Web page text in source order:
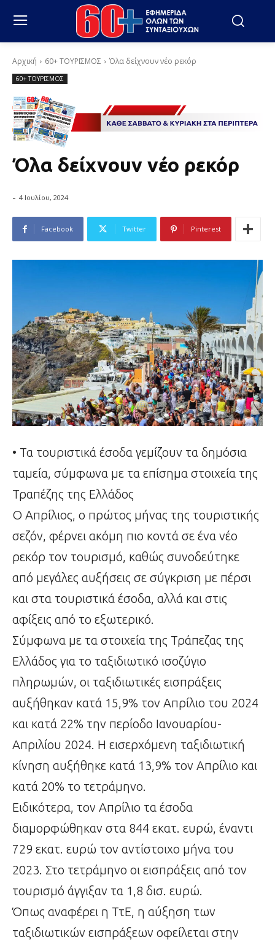
Αρχική 60+ ΤΟΥΡΙΣΜΟΣ Όλα δείχνουν νέο ρεκόρ
60+ ΤΟΥΡΙΣΜΟΣ
Όλα δείχνουν νέο ρεκόρ
- 4 Ιουλίου, 2024
Facebook Twitter Pinterest
• Τα τουριστικά έσοδα γεμίζουν τα δημόσια
ταμεία, σύμφωνα με τα επίσημα στοιχεία της
Τραπέζης της Ελλάδος
Ο Απρίλιος, ο πρώτος μήνας της τουριστικής
σεζόν, φέρνει ακόμη πιο κοντά σε ένα νέο
ρεκόρ τον τουρισμό, καθώς συνοδεύτηκε
από μεγάλες αυξήσεις σε σύγκριση με πέρσι
και στα τουριστικά έσοδα, αλλά και στις
αφίξεις από το εξωτερικό.
Σύμφωνα με τα στοιχεία της Τράπεζας της
Ελλάδος για το ταξιδιωτικό ισοζύγιο
πληρωμών, οι ταξιδιωτικές εισπράξεις
αυξήθηκαν κατά 15,9% τον Απρίλιο του 2024
και κατά 22% την περίοδο Ιανουαρίου-
Απριλίου 2024. Η εισερχόμενη ταξιδιωτική
κίνηση αυξήθηκε κατά 13,9% τον Απρίλιο και
κατά 20% το τετράμηνο.
Ειδικότερα, τον Απρίλιο τα έσοδα
διαμορφώθηκαν στα 844 εκατ. ευρώ, έναντι
729 εκατ. ευρώ τον αντίστοιχο μήνα του
2023. Στο τετράμηνο οι εισπράξεις από τον
τουρισμό άγγιξαν τα 1,8 δισ. ευρώ.
Όπως αναφέρει η ΤτΕ, η αύξηση των
ταξιδιωτικών εισπράξεων οφείλεται στην